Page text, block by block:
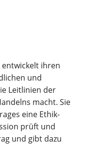
entwickelt ihren
und
Leitlinien der
macht. Sie
eine Ethik-
prüft und
und gibt dazu